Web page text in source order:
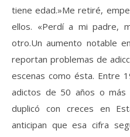
tiene edad.»Me retiré,
ellos. «Perdí a mi padre,
otro.Un aumento notable
reportan problemas de
escenas como ésta. Entre
adictos de 50 años o
duplicó con creces en
anticipan que esa cifra